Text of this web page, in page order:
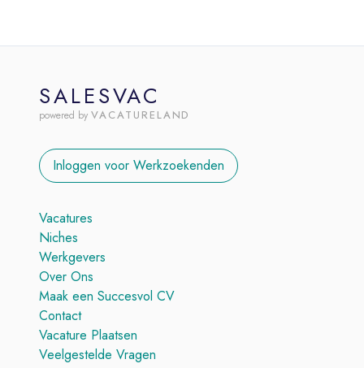
SALESVAC
powered by VACATURELAND
Inloggen voor Werkzoekenden
Vacatures
Niches
Werkgevers
Over Ons
Maak een Succesvol CV
Contact
Vacature Plaatsen
Veelgestelde Vragen